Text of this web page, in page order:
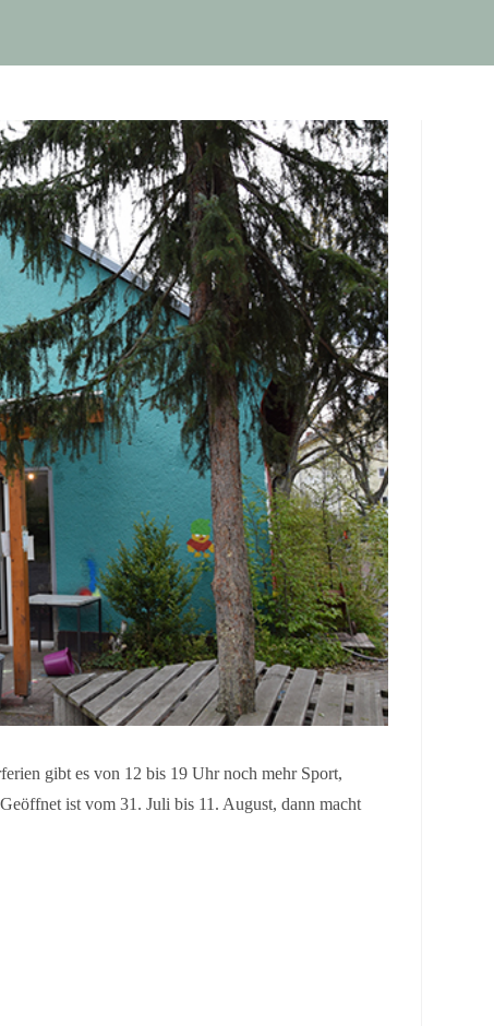
gibt es von 12 bis 19 Uhr noch mehr Sport,
ist vom 31. Juli bis 11. August, dann macht